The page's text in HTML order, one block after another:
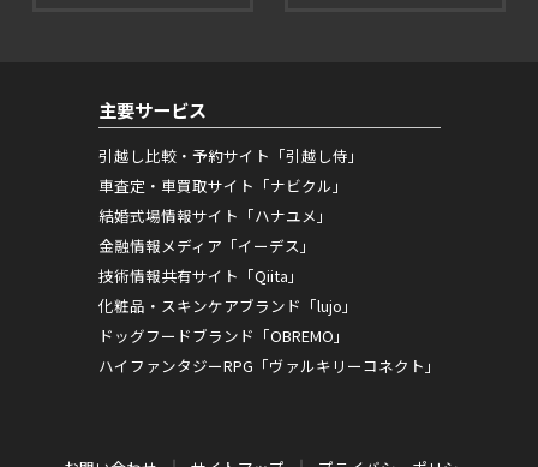
主要サービス
引越し比較・予約サイト「引越し侍」
車査定・車買取サイト「ナビクル」
結婚式場情報サイト「ハナユメ」
金融情報メディア「イーデス」
技術情報共有サイト「Qiita」
化粧品・スキンケアブランド「lujo」
ドッグフードブランド「OBREMO」
ハイファンタジーRPG「ヴァルキリーコネクト」